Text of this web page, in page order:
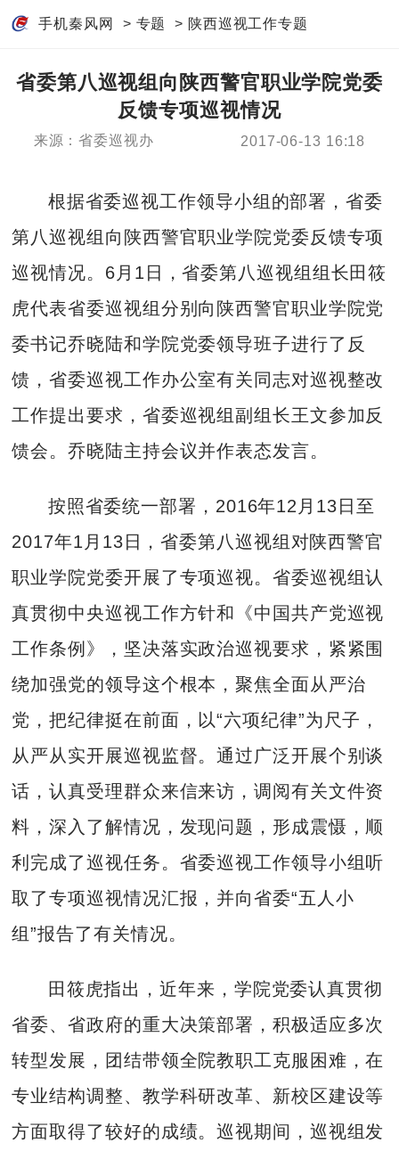
手机秦风网 > 专题 > 陕西巡视工作专题
省委第八巡视组向陕西警官职业学院党委
反馈专项巡视情况
来源：省委巡视办 2017-06-13 16:18
根据省委巡视工作领导小组的部署，省委
第八巡视组向陕西警官职业学院党委反馈专项
巡视情况。6月1日，省委第八巡视组组长田筱
虎代表省委巡视组分别向陕西警官职业学院党
委书记乔晓陆和学院党委领导班子进行了反
馈，省委巡视工作办公室有关同志对巡视整改
工作提出要求，省委巡视组副组长王文参加反
馈会。乔晓陆主持会议并作表态发言。
按照省委统一部署，2016年12月13日至
2017年1月13日，省委第八巡视组对陕西警官
职业学院党委开展了专项巡视。省委巡视组认
真贯彻中央巡视工作方针和《中国共产党巡视
工作条例》，坚决落实政治巡视要求，紧紧围
绕加强党的领导这个根本，聚焦全面从严治
党，把纪律挺在前面，以“六项纪律”为尺子，
从严从实开展巡视监督。通过广泛开展个别谈
话，认真受理群众来信来访，调阅有关文件资
料，深入了解情况，发现问题，形成震慑，顺
利完成了巡视任务。省委巡视工作领导小组听
取了专项巡视情况汇报，并向省委“五人小
组”报告了有关情况。
田筱虎指出，近年来，学院党委认真贯彻
省委、省政府的重大决策部署，积极适应多次
转型发展，团结带领全院教职工克服困难，在
专业结构调整、教学科研改革、新校区建设等
方面取得了较好的成绩。巡视期间，巡视组发